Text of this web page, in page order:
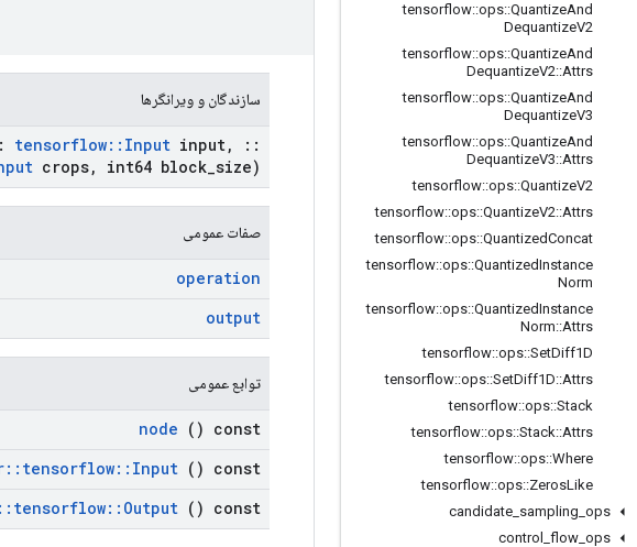
tensorflow::ops::QuantizeAnd
DequantizeV2
tensorflow::ops::QuantizeAnd
DequantizeV2::Attrs
tensorflow::ops::QuantizeAnd
DequantizeV3
tensorflow::ops::QuantizeAnd
DequantizeV3::Attrs
tensorflow::ops::QuantizeV2
tensorflow::ops::QuantizeV2::Attrs
tensorflow::ops::QuantizedConcat
tensorflow::ops::QuantizedInstance
Norm
tensorflow::ops::QuantizedInstance
Norm::Attrs
tensorflow::ops::SetDiff1D
tensorflow::ops::SetDiff1D::Attrs
tensorflow::ops::Stack
tensorflow::ops::Stack::Attrs
tensorflow::ops::Where
tensorflow::ops::ZerosLike
candidate sampling ops
control
flow ops
سازندگان و ویرانگرها
tensorflow:: Input input,
::
crops, int64 block size)
صفات عمومی
operation
output
توابع عمومی
node () const
:: tensorflow:: Input () const
:: tensorflow:: Output () const